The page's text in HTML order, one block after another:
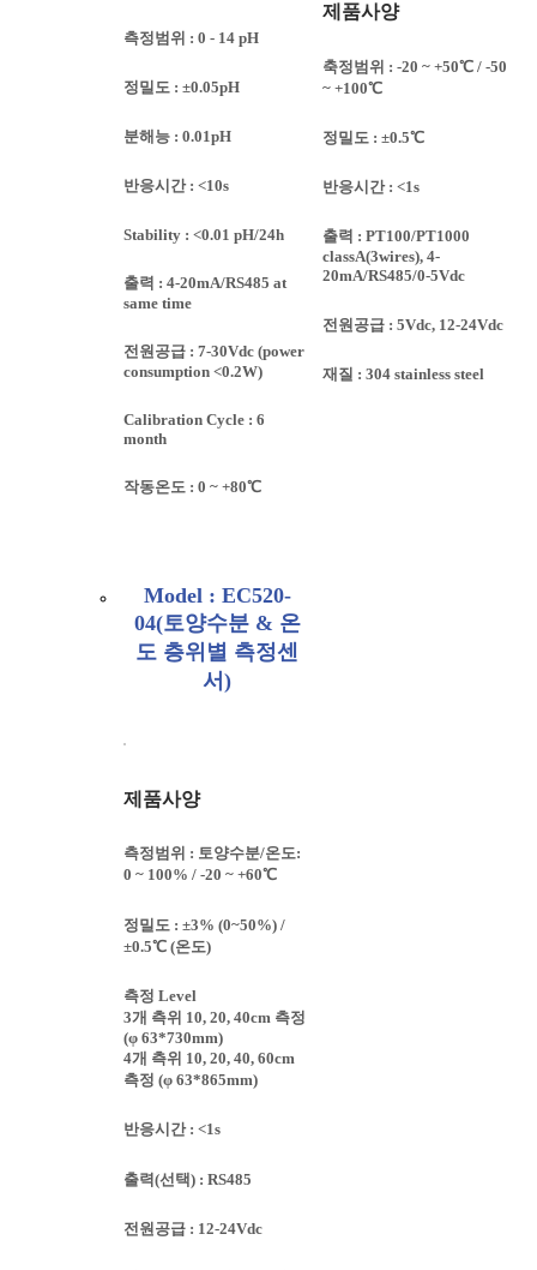
측정범위 : 0 - 14 pH
정밀도 : ±0.05pH
분해능 : 0.01pH
반응시간 : <10s
Stability : <0.01 pH/24h
출력 : 4-20mA/RS485 at
same time
전원공급 : 7-30Vdc (power
consumption <0.2W)
Calibration Cycle : 6
month
작동온도 : 0 ~ +80℃
제품사양
축정범위 : -20 ~ +50℃ / -50
~ +100℃
정밀도 : ±0.5℃
반응시간 : <1s
출력 : PT100/PT1000
classA(3wires), 4-
20mA/RS485/0-5Vdc
전원공급 : 5Vdc, 12-24Vdc
재질 : 304 stainless steel
Model : EC520-
04(토양수분 & 온
도 층위별 측정센
서)
제품사양
측정범위 : 토양수분/온도:
0 ~ 100% / -20 ~ +60℃
정밀도 : ±3% (0~50%) /
±0.5℃ (온도)
측정 Level
3개 측위 10, 20, 40cm 측정
(φ 63*730mm)
4개 측위 10, 20, 40, 60cm
측정 (φ 63*865mm)
반응시간 : <1s
출력(선택) : RS485
전원공급 : 12-24Vdc